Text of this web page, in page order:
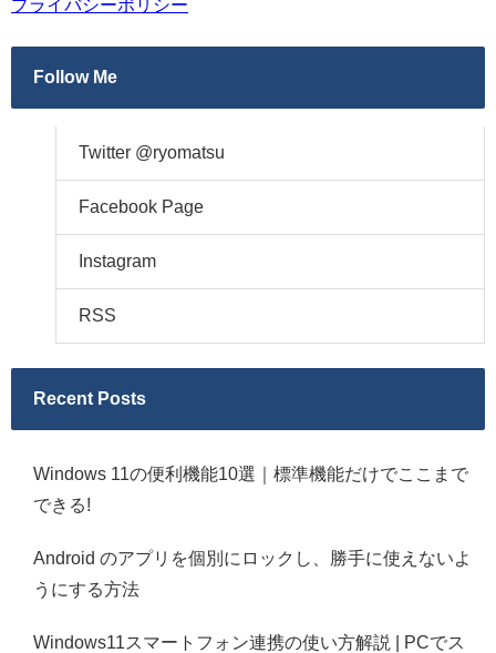
プライバシーポリシー
Follow Me
Twitter @ryomatsu
Facebook Page
Instagram
RSS
Recent Posts
Windows 11の便利機能10選｜標準機能だけでここまで
できる!
Android のアプリを個別にロックし、勝手に使えないよ
うにする方法
Windows11スマートフォン連携の使い方解説 | PCでス